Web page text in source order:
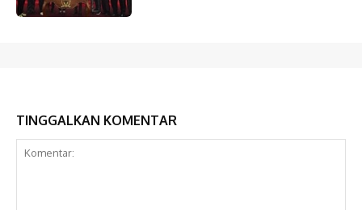
TINGGALKAN KOMENTAR